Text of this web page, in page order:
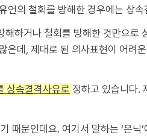
언의 철회를 방해한 경우에는 상속
하거나 철회를 방해한 것만으로
은데, 제대로 된 의사표현이 어려
상속결격사유로 정하고 있습니다.
때문인데요. 여기서 말하는 ‘은닉